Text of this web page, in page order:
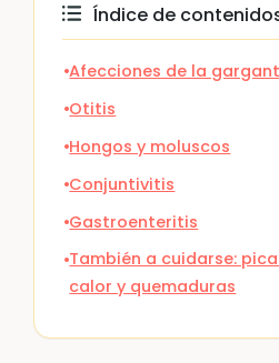
Índice de
Afecciones de la
Otitis
Hongos y moluscos
Conjuntivitis
Gastroenteritis
También a cuidarse:
calor y quemaduras